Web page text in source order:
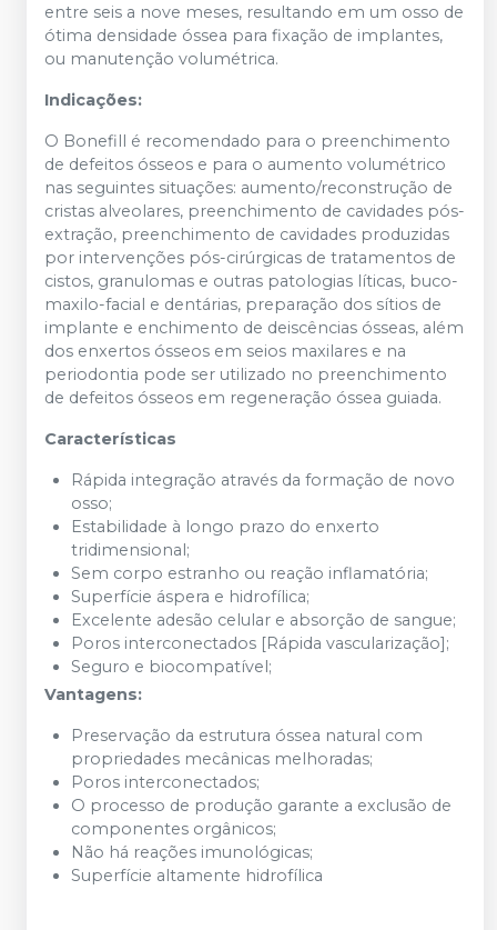
entre seis a nove meses, resultando em um osso de
ótima densidade óssea para fixação de implantes,
ou manutenção volumétrica.
Indicações:
O Bonefill é recomendado para o preenchimento
de defeitos ósseos e para o aumento volumétrico
nas seguintes situações: aumento/reconstrução de
cristas alveolares, preenchimento de cavidades pós-
extração, preenchimento de cavidades produzidas
por intervenções pós-cirúrgicas de tratamentos de
cistos, granulomas e outras patologias líticas, buco-
maxilo-facial e dentárias, preparação dos sítios de
implante e enchimento de deiscências ósseas, além
dos enxertos ósseos em seios maxilares e na
periodontia pode ser utilizado no preenchimento
de defeitos ósseos em regeneração óssea guiada.
Características
Rápida integração através da formação de novo
osso;
Estabilidade à longo prazo do enxerto
tridimensional;
Sem corpo estranho ou reação inflamatória;
Superfície áspera e hidrofílica;
Excelente adesão celular e absorção de sangue;
Poros interconectados [Rápida vascularização];
Seguro e biocompatível;
Vantagens:
Preservação da estrutura óssea natural com
propriedades mecânicas melhoradas;
Poros interconectados;
O processo de produção garante a exclusão de
componentes orgânicos;
Não há reações imunológicas;
Superfície altamente hidrofílica